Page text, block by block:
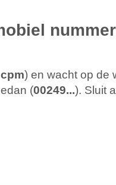
) en wacht op de
(00249...). Sluit